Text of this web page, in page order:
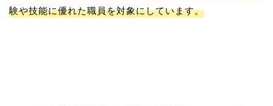
験や技能に優れた職員を対象にしています。